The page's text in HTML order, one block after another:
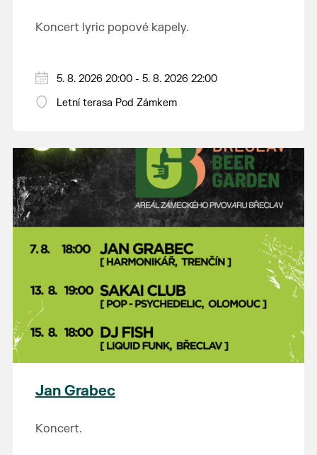
Koncert lyric popové kapely.
5. 8. 2026 20:00 - 5. 8. 2026 22:00
Letní terasa Pod Zámkem
Jan Grabec
Koncert.